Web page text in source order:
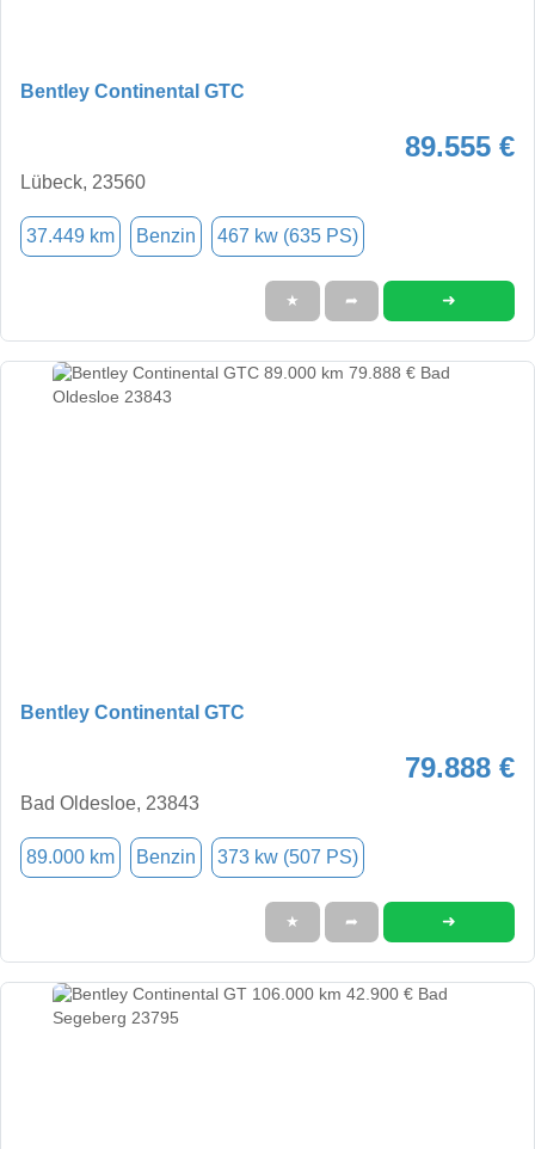
Bentley Continental GTC
89.555 €
Lübeck, 23560
37.449 km Benzin 467 kw (635 PS)
★ ➦ ➜
Bentley Continental GTC
79.888 €
Bad Oldesloe, 23843
89.000 km Benzin 373 kw (507 PS)
★ ➦ ➜